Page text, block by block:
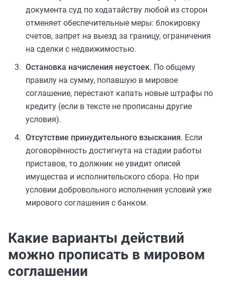
документа суд по ходатайству любой из сторон
отменяет обеспечительные меры: блокировку
счетов, запрет на выезд за границу, ограничения
на сделки с недвижимостью.
Остановка начисления неустоек. По общему
правилу на сумму, попавшую в мировое
соглашение, перестают капать новые штрафы по
кредиту (если в тексте не прописаны другие
условия).
Отсутствие принудительного взыскания. Если
договорённость достигнута на стадии работы
приставов, то должник не увидит описей
имущества и исполнительского сбора. Но при
условии добровольного исполнения условий уже
мирового соглашения с банком.
Какие варианты действий
можно прописать в мировом
соглашении